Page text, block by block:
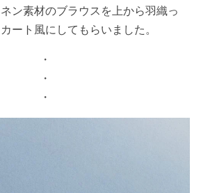
ン素材のブラウスを上から羽織っ
ート風にしてもらいました。
・
・
・